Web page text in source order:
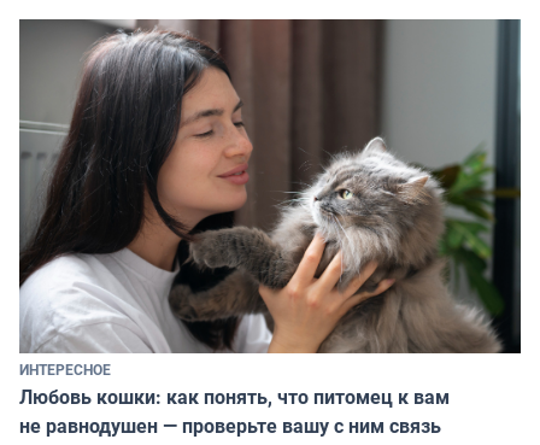
ИНТЕРЕСНОЕ
Любовь кошки: как понять, что питомец к вам
не равнодушен — проверьте вашу с ним связь